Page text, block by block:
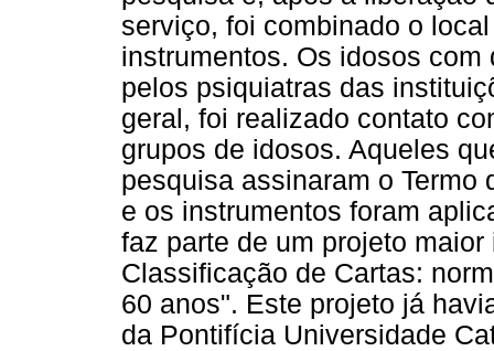
serviço, foi combinado o
instrumentos. Os idosos
pelos psiquiatras das
geral, foi realizado contato
grupos de idosos. Aqueles
pesquisa assinaram o
e os instrumentos foram
faz parte de um projeto
Classificação de Cartas:
60 anos". Este projeto já
da Pontifícia Universidade